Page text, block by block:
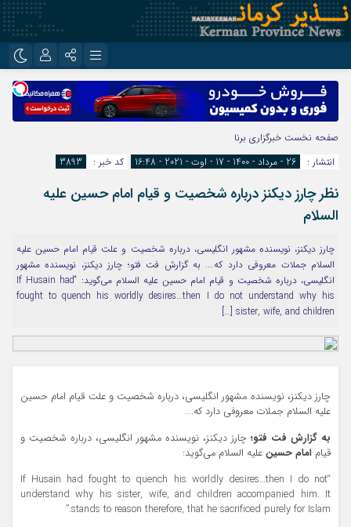
اینستاگرام
تلگرام
روبیکا
ایتا
نام کاربری یا نشانی ایمیل
رمز عبور
مرا به خاطر بسپار
صفحه نخست خبرگزاری برنا
انتشار :
26 - مرداد - 1400 - 17 - اوت - 2021 - 16:48 کد خبر : 3893
نظر چارز دیکنز درباره شخصیت و قیام امام حسین علیه
السلام
چارز دیکنز، نویسنده مشهور انگلیسی، درباره شخصیت و علت قیام امام حسین علیه
السلام جملات معروفی دارد که…. به گزارش فت فتو؛ چارز دیکنز، نویسنده مشهور
انگلیسی، درباره شخصیت و قیام امام حسین علیه السلام می‌گوید: “If Husain had
fought to quench his worldly desires…then I do not understand why his
sister, wife, and children […]
چارز دیکنز، نویسنده مشهور انگلیسی، درباره شخصیت و علت قیام امام حسین
علیه السلام جملات معروفی دارد که….
به گزارش فت فتو؛ چارز دیکنز، نویسنده مشهور انگلیسی، درباره شخصیت و
قیام امام حسین علیه السلام می‌گوید:
“If Husain had fought to quench his worldly desires…then I do not
understand why his sister, wife, and children accompanied him. It
stands to reason therefore, that he sacrificed purely for Islam.”